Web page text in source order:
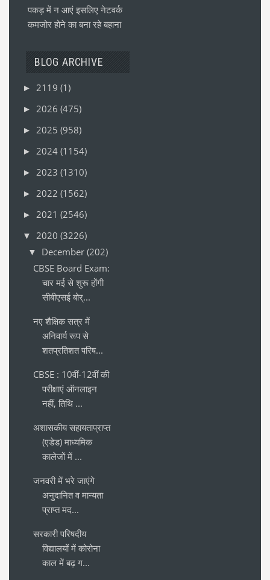
पकड़ में न आएं इसलिए नेटवर्क
कमजोर होने का बना रहे बहाना
BLOG ARCHIVE
► 2119 (1)
► 2026 (475)
► 2025 (958)
► 2024 (1154)
► 2023 (1310)
► 2022 (1562)
► 2021 (2546)
▼ 2020 (3226)
▼ December (202)
CBSE Board Exam:
चार मई से शुरू होंगी
सीबीएसई बोर्...
नए शैक्षिक सत्र में
अनिवार्य रूप से
शतप्रतिशत परिष...
CBSE : 10वीं-12वीं की
परीक्षाएं ऑनलाइन
नहीं, तिथि ...
अशासकीय सहायताप्राप्त
(एडेड) माध्यमिक
कालेजों में ...
जनवरी में भरे जाएंगे
अनुदानित व मान्यता
प्राप्त मद...
सरकारी परिषदीय
विद्यालयों में कोरोना
काल में बढ़ ग...